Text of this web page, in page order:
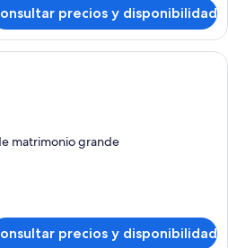
precios y disponibilidad
Un dormitorio con una cama, un sofá
matrimonio grande
precios y disponibilidad